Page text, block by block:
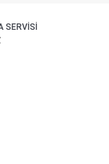
SERVİSİ